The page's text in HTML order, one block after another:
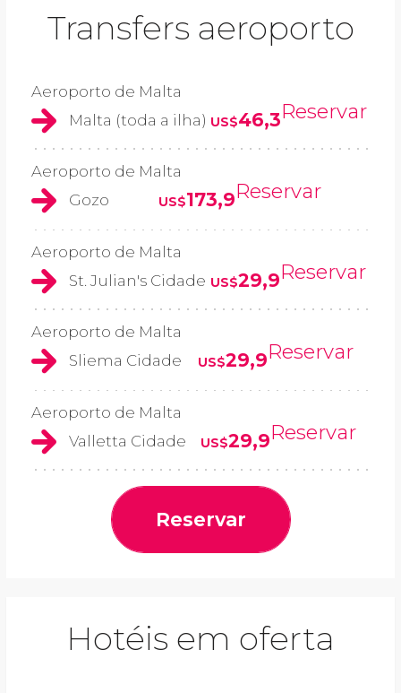
Transfers aeroporto
Aeroporto de Malta
Malta (toda a ilha) US$46,3Reservar
Aeroporto de Malta
Gozo
US$173,9Reservar
Aeroporto de Malta
St. Julian's Cidade US$29,9Reservar
Aeroporto de Malta
Sliema Cidade
US$29,9Reservar
Aeroporto de Malta
Valletta Cidade
US$29,9Reservar
Reservar
Hotéis em oferta